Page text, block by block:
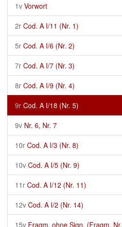
1v Vorwort
2r Cod. A I/11 (Nr. 1)
5r Cod. A I/6 (Nr. 2)
7r Cod. A I/7 (Nr. 3)
8r Cod. A I/9 (Nr. 4)
9r Cod. A I/18 (Nr. 5)
9v Nr. 6, Nr. 7
10r Cod. A I/3 (Nr. 8)
10v Cod. A I/5 (Nr. 9)
11r Cod. A I/12 (Nr. 11)
12v Cod. A I/2 (Nr. 14)
15v Fragm. ohne Sign. (Fragm. Nr.